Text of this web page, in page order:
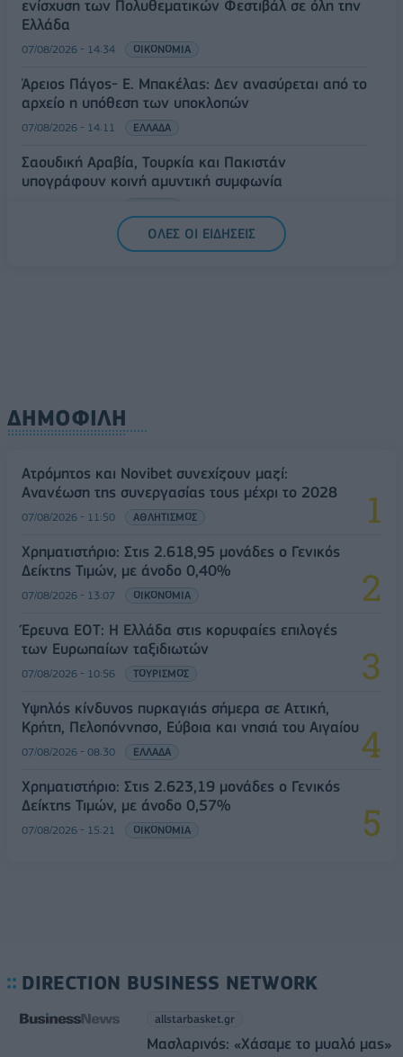
ενίσχυση των Πολυθεματικών Φεστιβάλ σε όλη την
Ελλάδα
07/08/2026 - 14:34 ΟΙΚΟΝΟΜΙΑ
Άρειος Πάγος- Ε. Μπακέλας: Δεν ανασύρεται από το
αρχείο η υπόθεση των υποκλοπών
07/08/2026 - 14:11 ΕΛΛΑΔΑ
Σαουδική Αραβία, Τουρκία και Πακιστάν
υπογράφουν κοινή αμυντική συμφωνία
ΟΛΕΣ ΟΙ ΕΙΔΗΣΕΙΣ
ΔΗΜΟΦΙΛΗ
Ατρόμητος και Novibet συνεχίζουν μαζί:
Ανανέωση της συνεργασίας τους μέχρι το 2028
07/08/2026 - 11:50 ΑΘΛΗΤΙΣΜΟΣ
Χρηματιστήριο: Στις 2.618,95 μονάδες ο Γενικός
Δείκτης Τιμών, με άνοδο 0,40%
07/08/2026 - 13:07 ΟΙΚΟΝΟΜΙΑ
Έρευνα ΕΟΤ: Η Ελλάδα στις κορυφαίες επιλογές
των Ευρωπαίων ταξιδιωτών
07/08/2026 - 10:56 ΤΟΥΡΙΣΜΟΣ
Υψηλός κίνδυνος πυρκαγιάς σήμερα σε Αττική,
Κρήτη, Πελοπόννησο, Εύβοια και νησιά του Αιγαίου
07/08/2026 - 08:30 ΕΛΛΑΔΑ
Χρηματιστήριο: Στις 2.623,19 μονάδες ο Γενικός
Δείκτης Τιμών, με άνοδο 0,57%
07/08/2026 - 15:21 ΟΙΚΟΝΟΜΙΑ
DIRECTION BUSINESS NETWORK
allstarbasket.gr
Μασλαρινός: «Χάσαμε το μυαλό μας»